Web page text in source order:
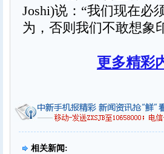
Joshi)说：“我们现在必
为，否则我们不敢想象
更多精彩
相关新闻: